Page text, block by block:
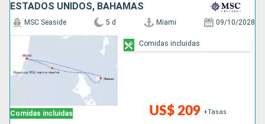
ESTADOS UNIDOS, BAHAMAS
Comidas incluidas
MSC Seaside 5 d Miami 09/10/2028
US$ 209 +Tasas
Comidas incluidas